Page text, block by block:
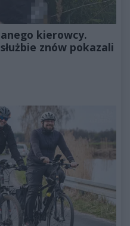
kierowcy.
znów pokazali